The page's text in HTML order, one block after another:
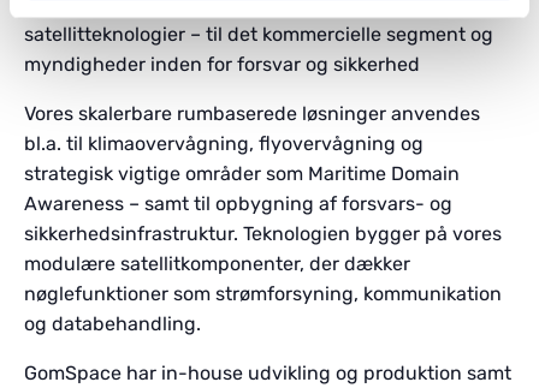
satellitteknologier – til det kommercielle segment og
myndigheder inden for forsvar og sikkerhed
Vores skalerbare rumbaserede løsninger anvendes
bl.a. til klimaovervågning, flyovervågning og
strategisk vigtige områder som Maritime Domain
Awareness – samt til opbygning af forsvars- og
sikkerhedsinfrastruktur. Teknologien bygger på vores
modulære satellitkomponenter, der dækker
nøglefunktioner som strømforsyning, kommunikation
og databehandling.
GomSpace har in-house udvikling og produktion samt